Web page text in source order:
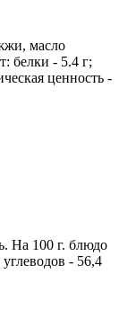
масло
белки - 5.4 г;
ценность -
На 100 г. блюдо
- 56,4